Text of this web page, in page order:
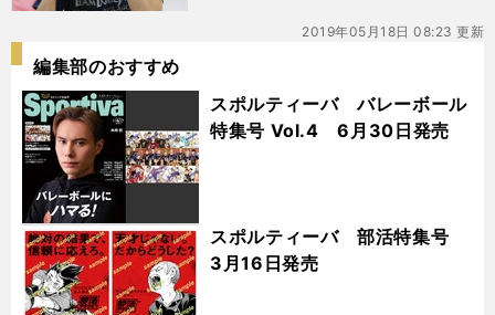
バ
2019年05月18日 08:23 更新
編集部のおすすめ
スポルティーバ バレーボール
特集号 Vol.4 6月30日発売
スポルティーバ 部活特集号
3月16日発売